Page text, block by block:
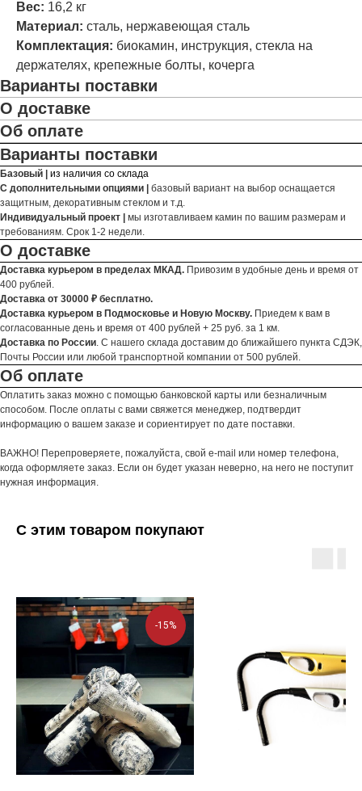
Вес: 16,2 кг
Материал: сталь, нержавеющая сталь
Комплектация: биокамин, инструкция, стекла на
держателях, крепежные болты, кочерга
Варианты поставки
О доставке
Об оплате
Варианты поставки
Базовый | из наличия со склада
С дополнительными опциями | базовый вариант на выбор оснащается
защитным, декоративным стеклом и т.д.
Индивидуальный проект | мы изготавливаем камин по вашим размерам и
требованиям. Срок 1-2 недели.
О доставке
Доставка курьером в пределах МКАД. Привозим в удобные день и время от
400 рублей.
Доставка от 30000 ₽ бесплатно.
Доставка курьером в Подмосковье и Новую Москву. Приедем к вам в
согласованные день и время от 400 рублей + 25 руб. за 1 км.
Доставка по России . С нашего склада доставим до ближайшего пункта СДЭК,
Почты России или любой транспортной компании от 500 рублей.
Об оплате
Оплатить заказ можно с помощью банковской карты или безналичным
способом. После оплаты с вами свяжется менеджер, подтвердит
информацию о вашем заказе и сориентирует по дате поставки.
ВАЖНО! Перепроверяете, пожалуйста, свой e-mail или номер телефона,
когда оформляете заказ. Если он будет указан неверно, на него не поступит
нужная информация.
С этим товаром покупают
-15%